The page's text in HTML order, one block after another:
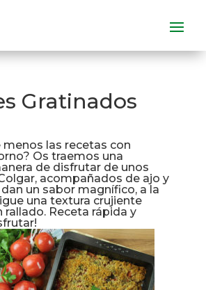
Gratinados
menos las recetas con
Os traemos una
de disfrutar de unos
acompañados de ajo y
un sabor magnífico, a la
una textura crujiente
rallado. Receta rápida y